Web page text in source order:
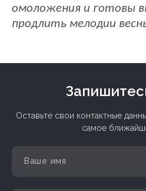
омоложения и готовы
продлить мелодии
Оставьте свои контактные
самое